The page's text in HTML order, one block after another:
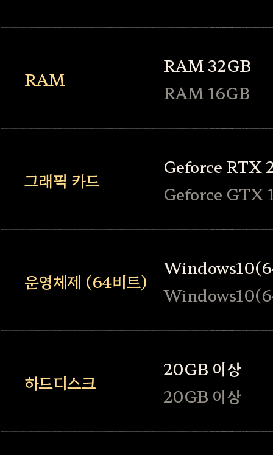
RAM
RAM 16GB
RAM 32GB
그래픽 카드
Geforce GTX
Geforce RTX
운영체제 (64비트)
하드디스크
20GB 이상
20GB 이상